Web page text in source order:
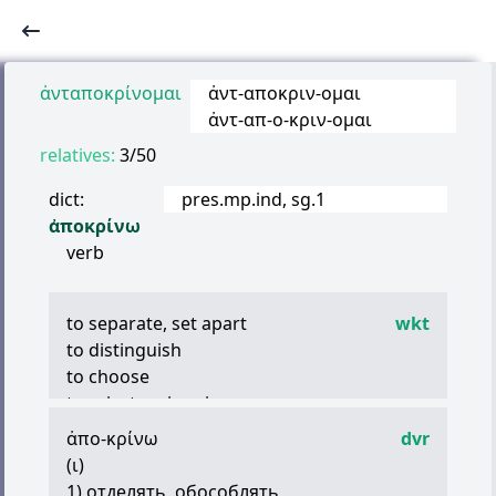
ἀνταποκρίνομαι ἀντ-αποκριν-ομαι
ἀντ-απ-ο-κριν-ομαι
relatives: 3/50
dict:
ἀποκρίνω
verb
pres.mp.ind, sg.1
wkt
to separate, set apart
to distinguish
to choose
to reject on inquiry
(in middle voice) to answer, give answer,
reply
to answer charges, defend oneself
dvr
ἀπο-κρίνω
(ι)